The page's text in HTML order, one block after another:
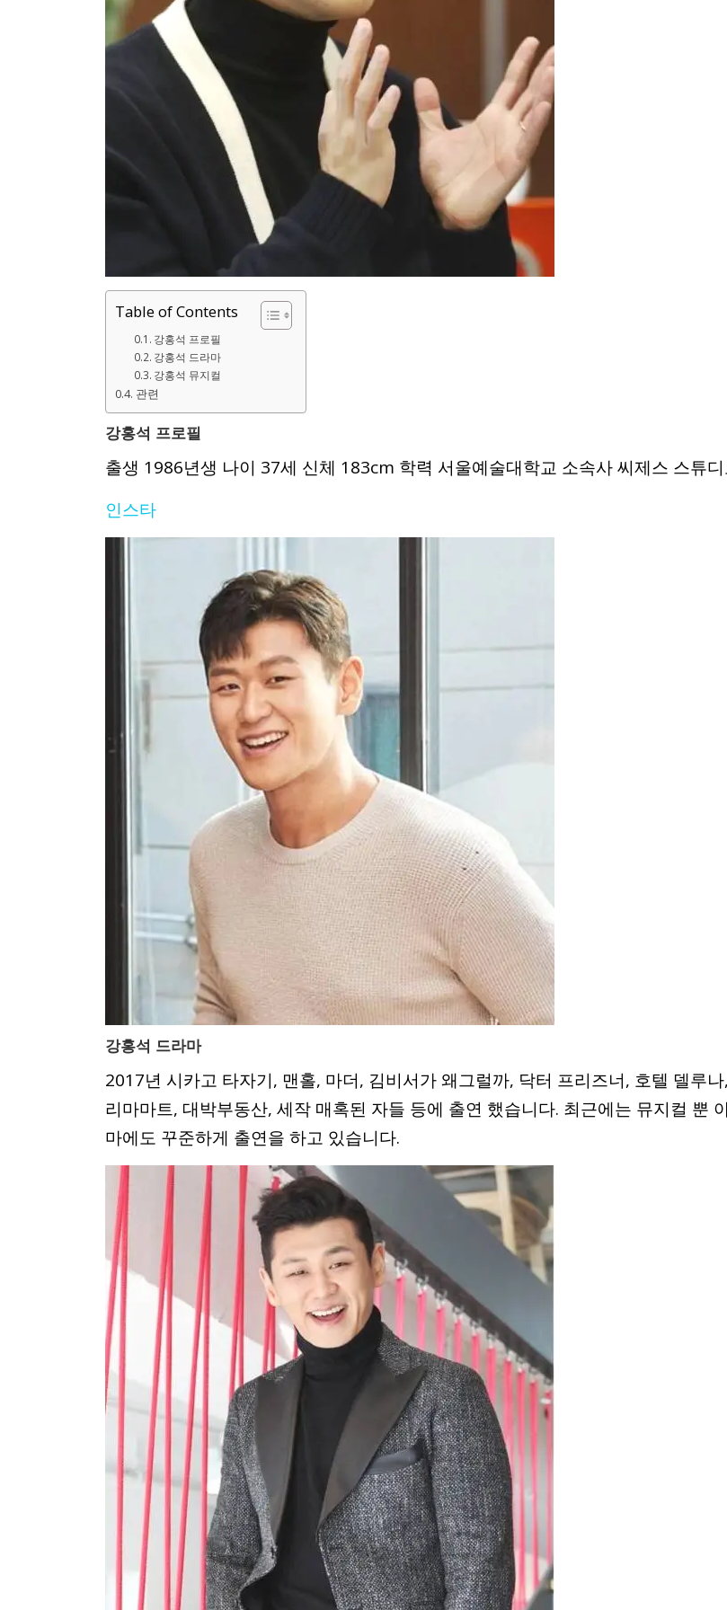
Table of Contents
강홍석 프로필
강홍석 드라마
강홍석 뮤지컬
관련
강홍석 프로필
출생 1986년생 나이 37세 신체 183cm 학력 서울예술대학교 소속사 씨제스 스튜
인스타
강홍석 드라마
2017년 시카고 타자기, 맨홀, 마더, 김비서가 왜그럴까, 닥터 프리즈너, 호텔 델루
리마마트, 대박부동산, 세작 매혹된 자들 등에 출연 했습니다. 최근에는 뮤지컬 뿐
마에도 꾸준하게 출연을 하고 있습니다.